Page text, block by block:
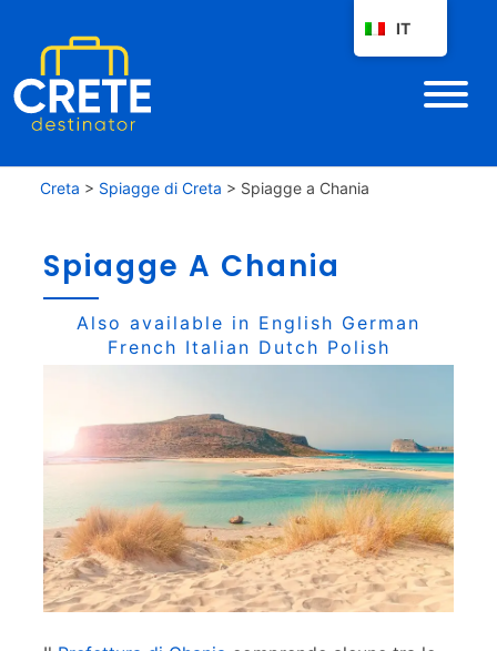
Creta > Spiagge di Creta > Spiagge a Chania
Spiagge A Chania
Also available in English German
French Italian Dutch Polish
IT